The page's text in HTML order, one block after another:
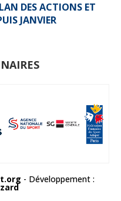
DES ACTIONS ET
JANVIER
- Développement :